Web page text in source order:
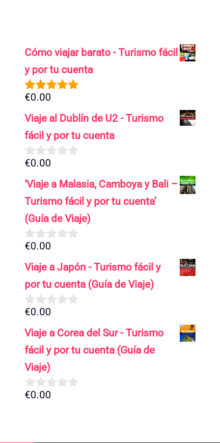
Cómo viajar barato - Turismo fácil
y por tu cuenta
5.00de 5
€0.00
Viaje al Dublín de U2 - Turismo
fácil y por tu cuenta
0
e
5
€0.00
‘Viaje a Malasia, Camboya y Bali –
Turismo fácil y por tu cuenta’
(Guía de Viaje)
0
e
€0.00
Viaje a Japón - Turismo fácil y
por tu cuenta (Guía de Viaje)
0
e
5
€0.00
Viaje a Corea del Sur - Turismo
fácil y por tu cuenta (Guía de
Viaje)
0
€0.00